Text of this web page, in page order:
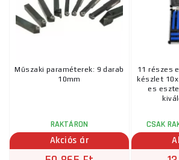
Műszaki paraméterek: 9 darab
10mm
RAKTÁRON
Akciós ár
11 részes
készlet
es
CSAK